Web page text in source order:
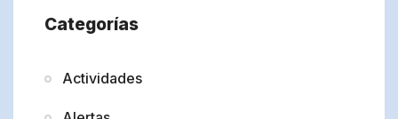
Categorías
Actividades